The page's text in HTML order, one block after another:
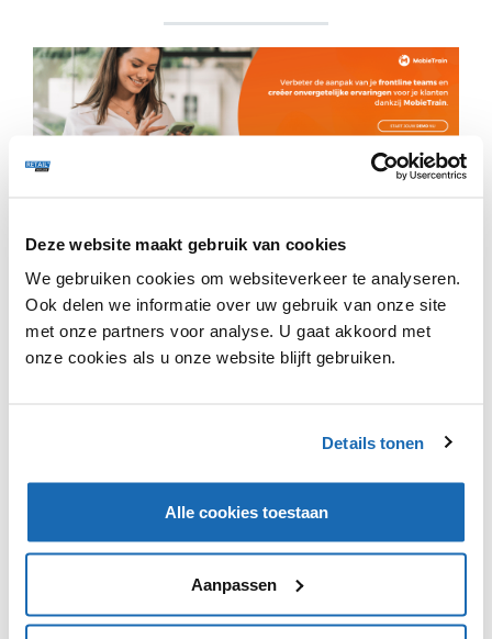
Deze website maakt gebruik van cookies
We gebruiken cookies om websiteverkeer te analyseren.
Ook delen we informatie over uw gebruik van onze site
met onze partners voor analyse. U gaat akkoord met
onze cookies als u onze website blijft gebruiken.
Details tonen
Alle cookies toestaan
Aanpassen
aangekondigd, waaronder een met Lego en een met
Adidas. De samenwerking met Lego richt zich op het
integreren van spelen in het dagelijkse leven. Het doel
is om van het huis een leukere en beter functionerende
plek te maken. IKEA en Adidas willen samen zorgen voor
een actievere levensstijl in huis. In de eerste fase zal
worden ontwikkeld waardoor consumenten makkelijker
thuis kunnen trainen.